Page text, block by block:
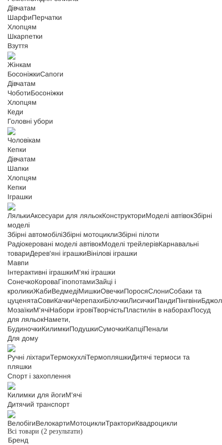
Дівчатам
ШарфиПерчатки
Хлопцям
Шкарпетки
Взуття
Жінкам
БосоніжкиСапоги
Дівчатам
ЧоботиБосоніжки
Хлопцям
Кеди
Головні убори
Чоловікам
Кепки
Дівчатам
Шапки
Хлопцям
Кепки
Іграшки
ЛялькиАксесуари для ляльокКонструкториМоделі автівокЗбірні
моделі
Збірні автомобіліЗбірні мотоциклиЗбірні пілоти
Радіокеровані моделі автівокМоделі трейлерівКарнавальні
товариДерев'яні іграшкиВінілові іграшки
Мавпи
Інтерактивні іграшкиМ'які іграшки
СонечкоКороваГіпопотамиЗайці і
кроликиЖабиВедмедіМишкиОвечкиПоросяСлониСобаки та
цуценятаСовиКачкиЧерепахиБілочкиЛисичкиПандиПінгвіни
МозаїкиМ'ячіНабори ігровіТворчістьПластилін в наборахПосуд
для ляльокНамети,
БудиночкиКилимкиПодушкиСумочкиКапціПенали
Для дому
Ручні ліхтариТермокухліТермопляшкиДитячі термоси та
пляшки
Спорт і захоплення
Килимки для йогиМ'ячі
Дитячий транспорт
ВелобігиВелокартиМотоциклиТракториКвадроцикли
Всі товари (2 результати)
Бренд